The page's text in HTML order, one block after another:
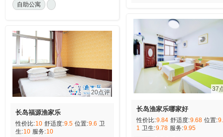
自助公寓
20点评
长岛福源渔家乐
性价比:10 舒适度:9.5 位置:9.6 卫
生:10 服务:10
37
长岛渔家乐哪家好
性价比:9.84 舒适度:9.68 位置:
1 卫生:9.78 服务:9.95